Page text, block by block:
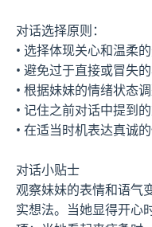
对话选择原则：
• 选择体现关心和温柔
• 避免过于直接或冒失
• 根据妹妹的情绪状态
• 记住之前对话中提到
• 在适当时机表达真诚
对话小贴士
观察妹妹的表情和语气
实想法。当她显得开心